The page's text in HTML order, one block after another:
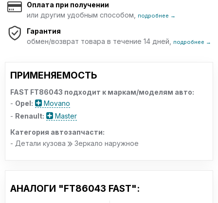
Оплата при получении
или другим удобным способом,
подробнее →
Гарантия
обмен/возврат товара в течение 14 дней,
подробнее →
ПРИМЕНЯЕМОСТЬ
FAST FT86043 подходит к маркам/моделям авто:
- Opel:
Movano
- Renault:
Master
Категория автозапчасти:
- Детали кузова
Зеркало наружное
АНАЛОГИ "FT86043 FAST":